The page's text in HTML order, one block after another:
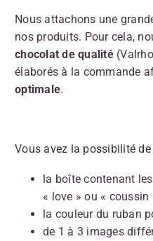
Nous attachons une
nos produits. Pour cela,
chocolat de qualité
élaborés à la commande
optimale.
Vous avez la possibilité de
la boîte contenant
« love » ou « coussin
la couleur du ruban
de 1 à 3 images